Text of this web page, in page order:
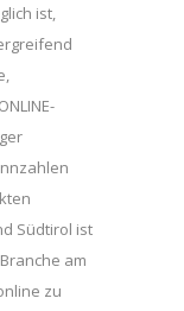
ist,
Südtirol ist
am
zu